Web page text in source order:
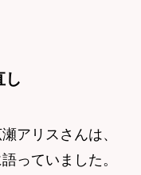
し
アリスさんは、
っていました。